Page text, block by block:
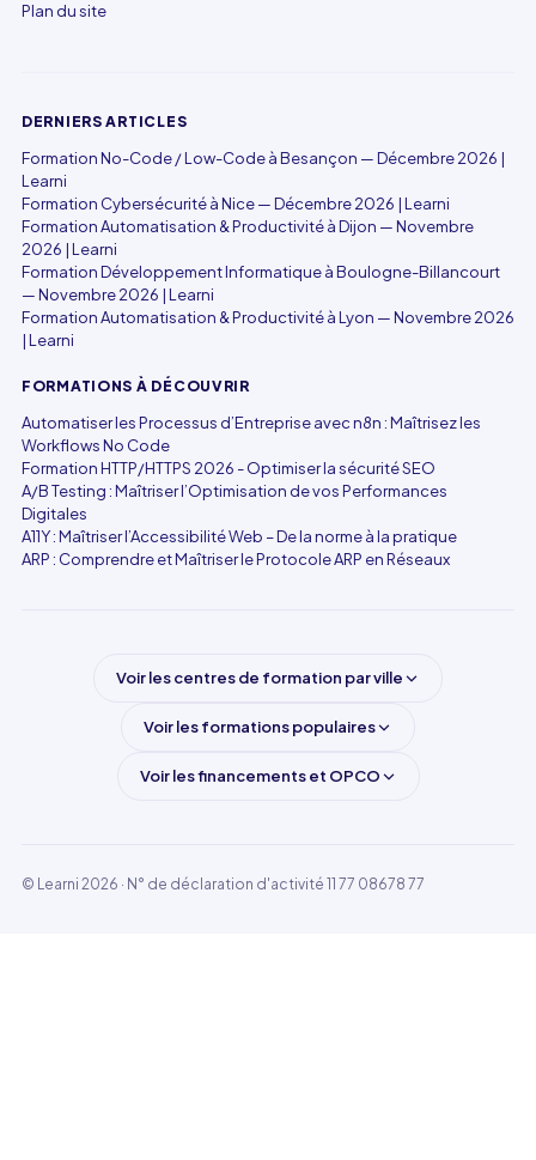
Plan du site
DERNIERS ARTICLES
Formation No-Code / Low-Code à Besançon — Décembre 2026 |
Learni
Formation Cybersécurité à Nice — Décembre 2026 | Learni
Formation Automatisation & Productivité à Dijon — Novembre
2026 | Learni
Formation Développement Informatique à Boulogne-Billancourt
— Novembre 2026 | Learni
Formation Automatisation & Productivité à Lyon — Novembre 2026
| Learni
FORMATIONS À DÉCOUVRIR
Automatiser les Processus d’Entreprise avec n8n : Maîtrisez les
Workflows No Code
Formation HTTP/HTTPS 2026 - Optimiser la sécurité SEO
A/B Testing : Maîtriser l’Optimisation de vos Performances
Digitales
A11Y : Maîtriser l’Accessibilité Web – De la norme à la pratique
ARP : Comprendre et Maîtriser le Protocole ARP en Réseaux
Voir les centres de formation par ville
Voir les formations populaires
Voir les financements et OPCO
© Learni 2026 · N° de déclaration d'activité 11 77 08678 77